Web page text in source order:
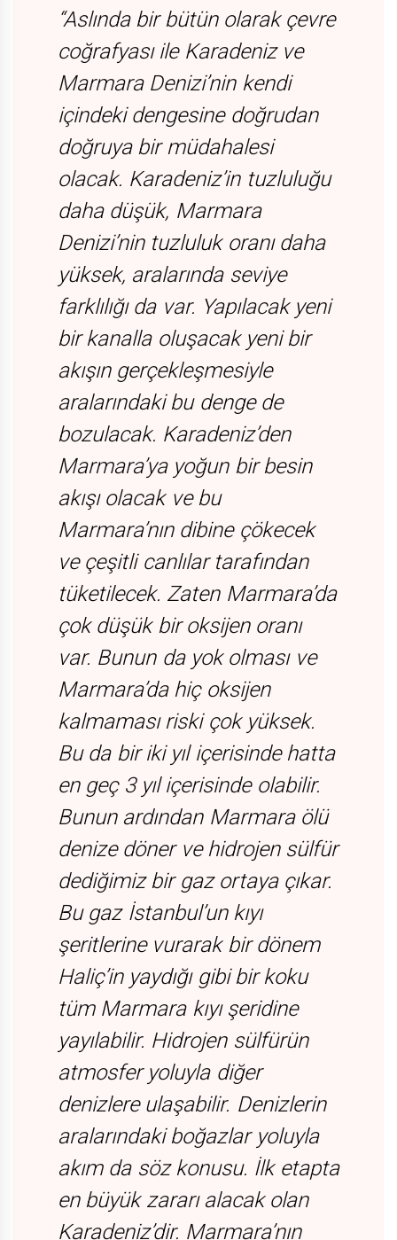
“Aslında bir bütün olarak çevre
coğrafyası ile Karadeniz ve
Marmara Denizi’nin kendi
içindeki dengesine doğrudan
doğruya bir müdahalesi
olacak. Karadeniz’in tuzluluğu
daha düşük, Marmara
Denizi’nin tuzluluk oranı daha
yüksek, aralarında seviye
farklılığı da var. Yapılacak yeni
bir kanalla oluşacak yeni bir
akışın gerçekleşmesiyle
aralarındaki bu denge de
bozulacak. Karadeniz’den
Marmara’ya yoğun bir besin
akışı olacak ve bu
Marmara’nın dibine çökecek
ve çeşitli canlılar tarafından
tüketilecek. Zaten Marmara’da
çok düşük bir oksijen oranı
var. Bunun da yok olması ve
Marmara’da hiç oksijen
kalmaması riski çok yüksek.
Bu da bir iki yıl içerisinde hatta
en geç 3 yıl içerisinde olabilir.
Bunun ardından Marmara ölü
denize döner ve hidrojen sülfür
dediğimiz bir gaz ortaya çıkar.
Bu gaz İstanbul’un kıyı
şeritlerine vurarak bir dönem
Haliç’in yaydığı gibi bir koku
tüm Marmara kıyı şeridine
yayılabilir. Hidrojen sülfürün
atmosfer yoluyla diğer
denizlere ulaşabilir. Denizlerin
aralarındaki boğazlar yoluyla
akım da söz konusu. İlk etapta
en büyük zararı alacak olan
Karadeniz’dir. Marmara’nın